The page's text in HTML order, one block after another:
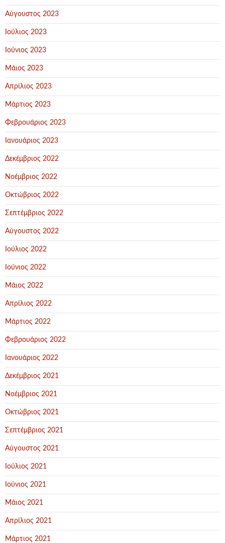
Αύγουστος 2023
Ιούλιος 2023
Ιούνιος 2023
Μάιος 2023
Απρίλιος 2023
Μάρτιος 2023
Φεβρουάριος 2023
Ιανουάριος 2023
Δεκέμβριος 2022
Νοέμβριος 2022
Οκτώβριος 2022
Σεπτέμβριος 2022
Αύγουστος 2022
Ιούλιος 2022
Ιούνιος 2022
Μάιος 2022
Απρίλιος 2022
Μάρτιος 2022
Φεβρουάριος 2022
Ιανουάριος 2022
Δεκέμβριος 2021
Νοέμβριος 2021
Οκτώβριος 2021
Σεπτέμβριος 2021
Αύγουστος 2021
Ιούλιος 2021
Ιούνιος 2021
Μάιος 2021
Απρίλιος 2021
Μάρτιος 2021